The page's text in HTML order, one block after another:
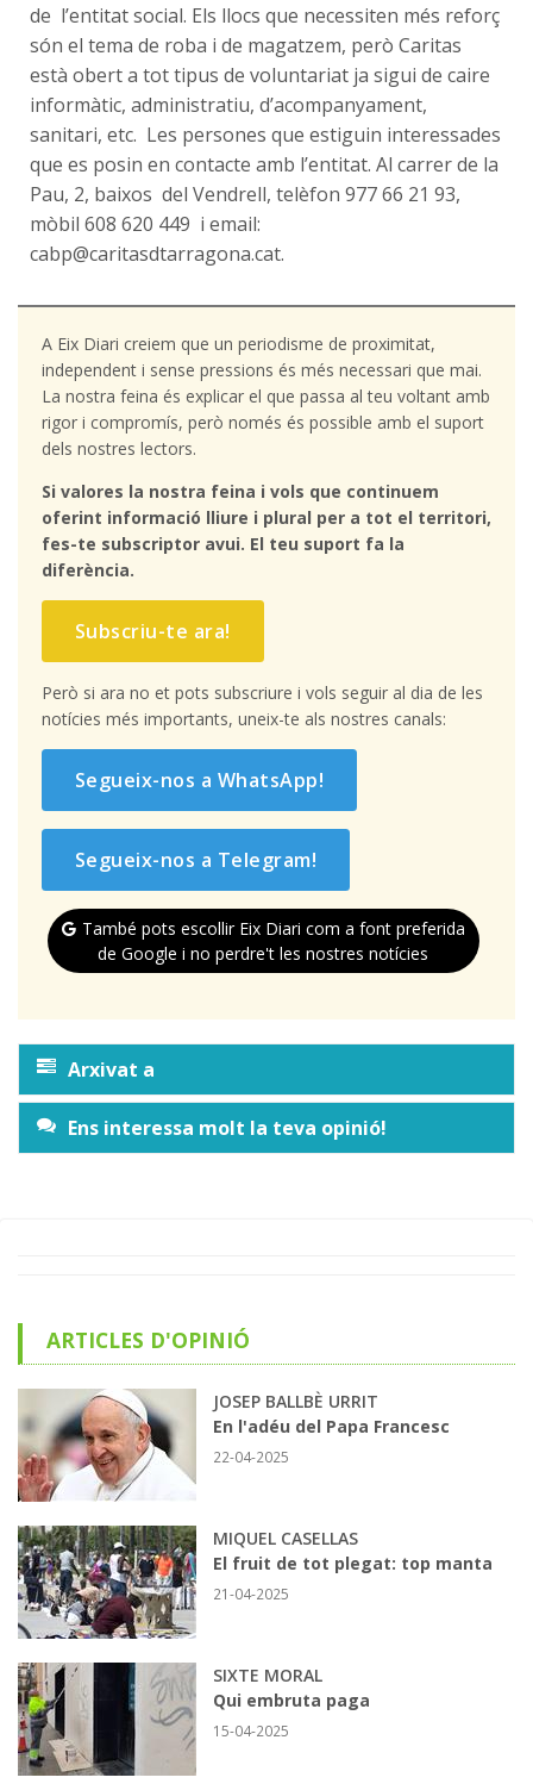
de l’entitat social. Els llocs que necessiten més reforç
són el tema de roba i de magatzem, però Caritas
està obert a tot tipus de voluntariat ja sigui de caire
informàtic, administratiu, d’acompanyament,
sanitari, etc. Les persones que estiguin interessades
que es posin en contacte amb l’entitat. Al carrer de la
Pau, 2, baixos del Vendrell, telèfon 977 66 21 93,
mòbil 608 620 449 i email:
cabp@caritasdtarragona.cat.
A Eix Diari creiem que un periodisme de proximitat,
independent i sense pressions és més necessari que mai.
La nostra feina és explicar el que passa al teu voltant amb
rigor i compromís, però només és possible amb el suport
dels nostres lectors.
Si valores la nostra feina i vols que continuem
oferint informació lliure i plural per a tot el territori,
fes-te subscriptor avui. El teu suport fa la
diferència.
Subscriu-te ara!
Però si ara no et pots subscriure i vols seguir al dia de les
notícies més importants, uneix-te als nostres canals:
Segueix-nos a WhatsApp!
Segueix-nos a Telegram!
També pots escollir Eix Diari com a font preferida
de Google i no perdre't les nostres notícies
Arxivat a
Ens interessa molt la teva opinió!
ARTICLES D'OPINIÓ
JOSEP BALLBÈ URRIT
En l'adéu del Papa Francesc
22-04-2025
MIQUEL CASELLAS
El fruit de tot plegat: top manta
21-04-2025
SIXTE MORAL
Qui embruta paga
15-04-2025